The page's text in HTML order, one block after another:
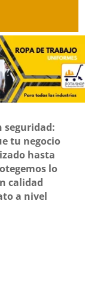
seguridad:
tu negocio
hasta
lo
calidad
a nivel